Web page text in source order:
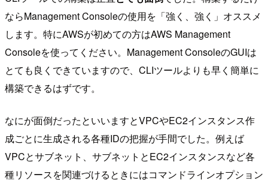
ならManagement Consoleの使用を「強く、強く」オススメ
します。特にAWSが初めての方はAWS Management
Consoleを使ってください。Management ConsoleのGUIは
とても良くできていますので、CLIツールよりも早く簡単に
構築できるはずです。
なにが面倒だったといいますとVPCやEC2インスタンス作
成ごとに生成される各種IDの把握が手間でした。例えば
VPCとサブネット、サブネットとEC2インスタンスなど各
種リソースを関連づけるときにはコマンドラインオプション